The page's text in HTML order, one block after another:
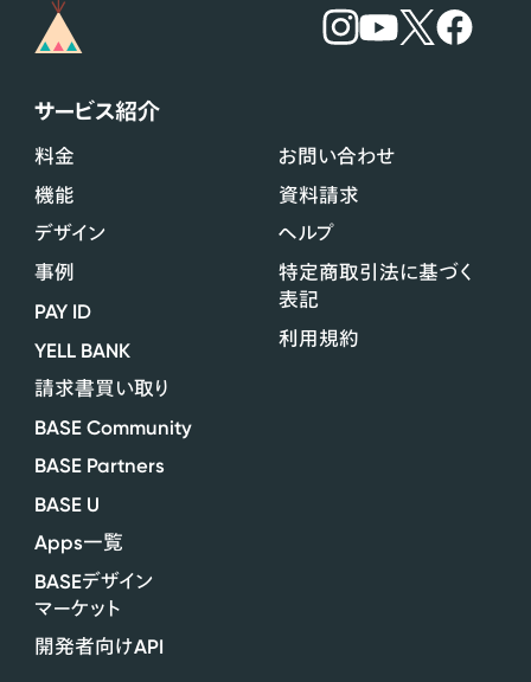
サービス紹介
料金
機能
デザイン
事例
PAY ID
YELL BANK
請求書買い取り
BASE Community
BASE Partners
BASE U
Apps一覧
BASEデザイン
マーケット
開発者向けAPI
お問い合わせ
資料請求
ヘルプ
特定商取引法に基づく
表記
利用規約